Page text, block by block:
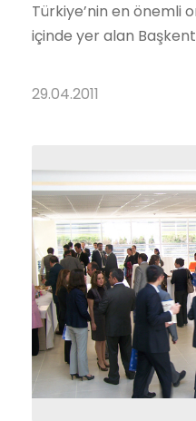
Türkiye’nin en önemli
içinde yer alan
29.04.2011